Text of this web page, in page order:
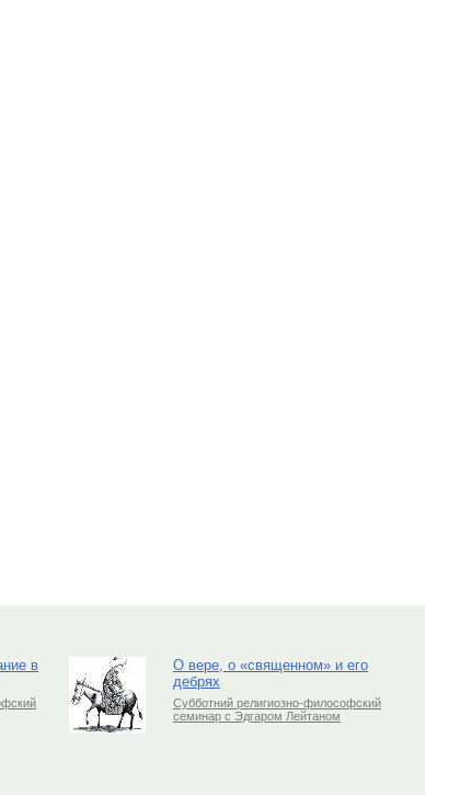
в
О вере, о «священном» и его
дебрях
Субботний религиозно-философский
семинар с Эдгаром Лейтаном